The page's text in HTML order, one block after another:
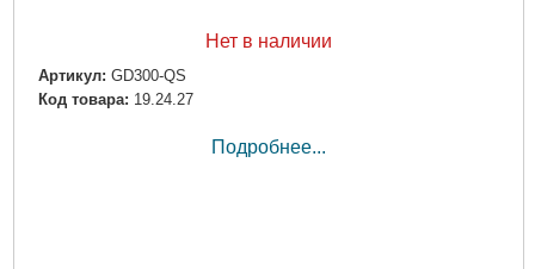
Нет в наличии
Артикул: GD300-QS
Код товара: 19.24.27
Подробнее...